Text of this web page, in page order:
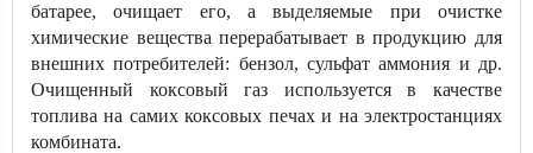
батарее, очищает его, а выделяемые при очистке
химические вещества перерабатывает в продукцию для
внешних потребителей: бензол, сульфат аммония и др.
Очищенный коксовый газ используется в качестве
топлива на самих коксовых печах и на электростанциях
комбината.